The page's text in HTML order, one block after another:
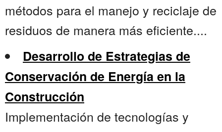
métodos para el manejo y reciclaje de
residuos de manera más eficiente....
Desarrollo de Estrategias de
Conservación de Energía en la
Construcción
Implementación de tecnologías y